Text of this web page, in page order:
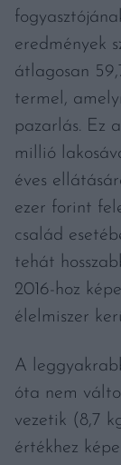
eredmények
átlagosan
termel,
pazarlás. Ez
millió
éves
ezer forint
család
tehát
2016-hoz
élelmiszer
A
óta nem
vezetik (8,7
értékhez